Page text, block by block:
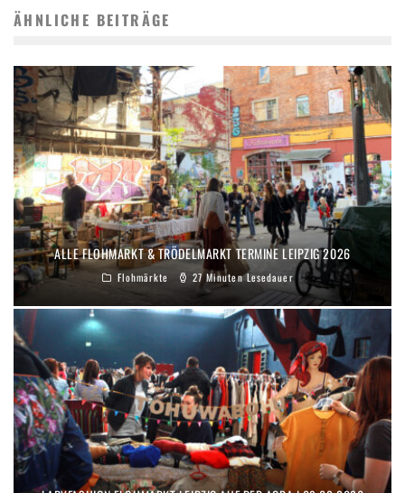
ÄHNLICHE BEITRÄGE
ALLE FLOHMARKT & TRÖDELMARKT TERMINE LEIPZIG 2026
Flohmärkte 27 Minuten Lesedauer